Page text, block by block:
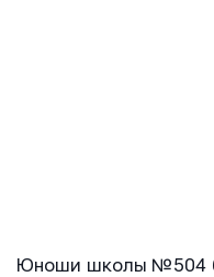
Юноши школы №504